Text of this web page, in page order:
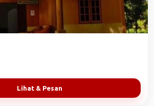
Lihat & Pesan